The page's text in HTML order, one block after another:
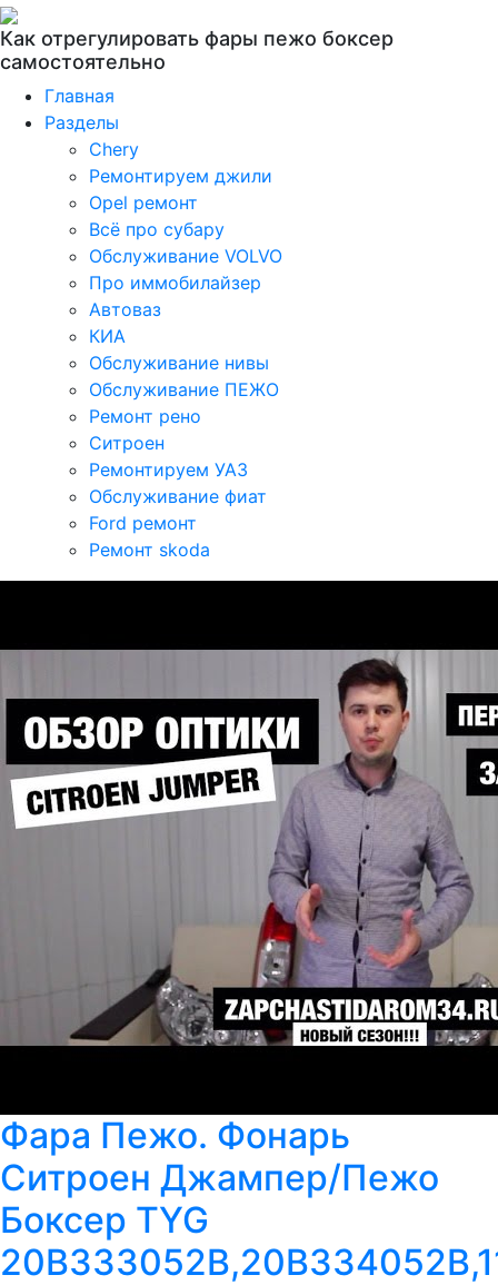
Как отрегулировать фары пежо боксер
самостоятельно
Главная
Разделы
Chery
Ремонтируем джили
Opel ремонт
Всё про субару
Обслуживание VOLVO
Про иммобилайзер
Автоваз
КИА
Обслуживание нивы
Обслуживание ПЕЖО
Ремонт рено
Ситроен
Ремонтируем УАЗ
Обслуживание фиат
Ford ремонт
Ремонт skoda
Фара Пежо. Фонарь
Ситроен Джампер/Пежо
Боксер TYG